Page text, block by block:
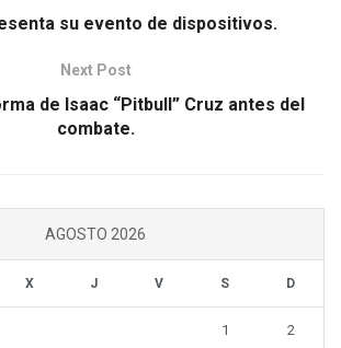
su evento de dispositivos.
Next Post
de Isaac “Pitbull” Cruz antes del
combate.
AGOSTO 2026
X J V S D
1 2